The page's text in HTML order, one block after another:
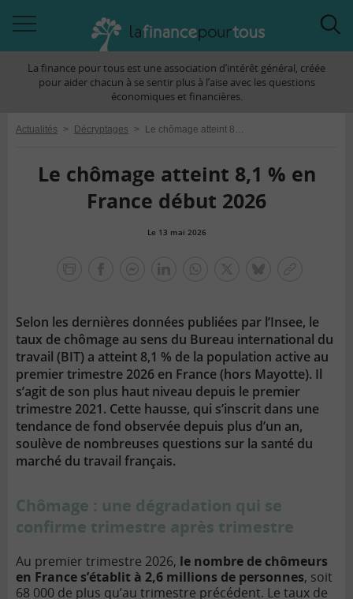
àLa finance pour tous est une association d’intérêt général, créée
pour aider chacun à se sentir plus à l’aise avec les questions
économiques et financières.
Actualités > Décryptages > Le chômage atteint 8,1 % en France début 2026
Le chômage atteint 8,1 % en
France début 2026
Le 13 mai 2026
Selon les dernières données publiées par l’Insee, le
taux de chômage au sens du Bureau international du
travail (BIT) a atteint 8,1 % de la population active au
premier trimestre 2026 en France (hors Mayotte). Il
s’agit de son plus haut niveau depuis le premier
trimestre 2021. Cette hausse, qui s’inscrit dans une
tendance de fond observée depuis plus d’un an,
soulève de nombreuses questions sur la santé du
marché du travail français.
Chômage : une dégradation qui se
confirme trimestre après trimestre
Au premier trimestre 2026, le nombre de chômeurs
en France s’établit à 2,6 millions de personnes, soit
68 000 de plus qu’au trimestre précédent. Le taux de